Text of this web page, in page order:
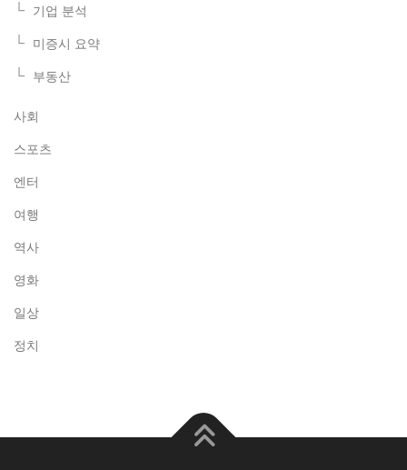
기업 분석
미증시 요약
부동산
사회
스포츠
엔터
여행
역사
영화
일상
정치